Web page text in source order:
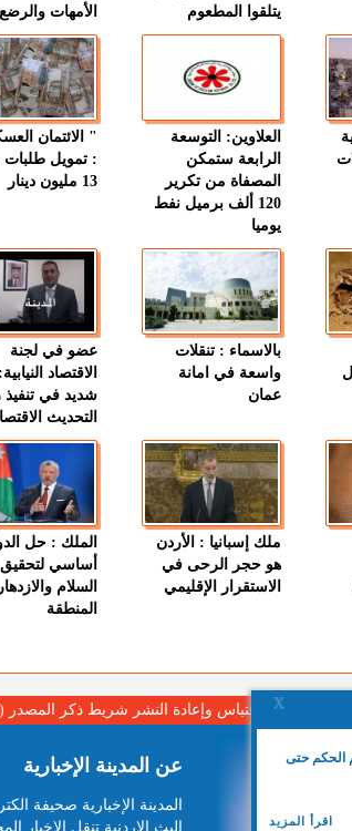
يتلقوا المطعوم
الأمهات والرضع
العلاوين: التوسعة
الرابعة ستمكن
المصفاة من تكرير
120 ألف برميل نفط
يوميا
" الائتمان
: تمويل طلبات
13 مليون دينار
بالاسماء : تنقلات
واسعة في امانة
عمان
عضو في لجنة
الاقتصاد
شديد في تنفيذ
التحديث
ملك إسبانيا : الأردن
هو حجر الرحى في
الاستقرار الإقليمي
الملك : حل
أساسي لتحقيق
السلام
المنطقة
X
الحكم حتى
اقرأ المزيد
لا مانع من الإقتباس وإعادة النشر شريط ذكر المصدر
عن المدينة الإخبارية
المدينة الإخبارية صحيفة
البث الاردنية تنقل الاخبار